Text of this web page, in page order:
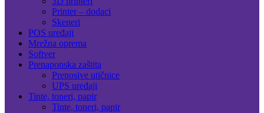
Printer – dodaci
Skeneri
POS uređaji
Mrežna oprema
Softver
Prenaponska zaštita
Prenosive utičnice
UPS uređaji
Tinte, toneri, papir
Tinte, toneri, papir